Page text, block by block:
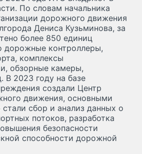
По словам начальника
дорожного движения
Дениса Кузьминова, за
более 850 единиц
дорожные контроллеры,
комплексы
обзорные камеры,
В 2023 году на базе
создали Центр
движения, основными
сбор и анализ данных о
потоков, разработка
безопасности
способности дорожной